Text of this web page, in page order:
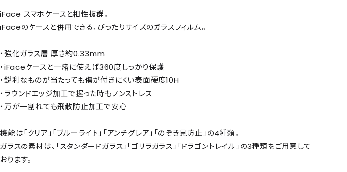
iFace スマホケースと相性抜群。
iFaceのケースと併用できる、ぴったりサイズのガラスフィルム。
・強化ガラス層 厚さ約0.33mm
・iFaceケースと一緒に使えば360度しっかり保護
・鋭利なものが当たっても傷が付きにくい表面硬度10H
・ラウンドエッジ加工で握った時もノンストレス
・万が一割れても飛散防止加工で安心
機能は「クリア」「ブルーライト」「アンチグレア」「のぞき見防止」の4種類。
ガラスの素材は、「スタンダードガラス」「ゴリラガラス」「ドラゴントレイル」の3種類をご用意して
おります。